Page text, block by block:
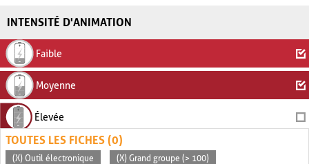
INTENSITÉ D'ANIMATION
Faible
Moyenne
Élevée
TOUTES LES FICHES (0)
(X) Outil électronique (X) Grand groupe (> 100)